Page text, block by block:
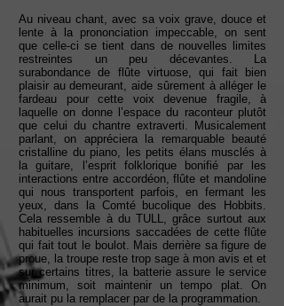
Au niveau chant, avec sa voix grave, douce et
lente à la prononciation impeccable, on sent
que celle-ci se tient dans de nouvelles limites
restreintes un peu décevantes. La
surabondance de flûte virtuose, qui fait bien
plaisir au demeurant, aide sûrement à alléger le
fardeau pour cette voix devenue fragile, à
laquelle on donne l’espace du raconteur plutôt
que celui du chantre extraverti. Musicalement
parlant, on appréciera la remarquable beauté
cristalline du piano, les petits élans musclés à
la guitare, l’esprit folklorique bonifié par les
interactions entre accordéon, flûte et mandoline
qui nous transportent parfois, en fermant les
yeux, dans la Comté bucolique des Hobbits.
Cela ressemble à du TULL, grâce surtout aux
habituelles incursions saccadées de cette flûte
qui fait tout le boulot. Mais derrière sa figure de
proue, la troupe reste trop sage à mon avis et et
sur certains titres, la batterie assure le service
minimum, soit maintenir un tempo plat. On
aurait pu la remplacer par de la programmation.